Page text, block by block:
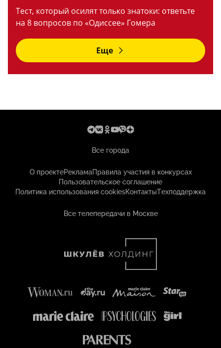
Тест, который осилят только знатоки: ответьте
на 8 вопросов по «Одиссее» Гомера
Еще
Все города
О проектеРекламаПравила участия в конкурсах
Пользовательское соглашение
Политика использования cookiesКонтактыТехподдержка
Все телепередачи в Москве